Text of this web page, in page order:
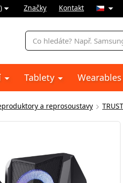
Značky Kontakt
Vyhledávání
Tablety Wearables
a reprosoustavy TRUST